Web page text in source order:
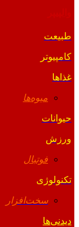
طبیعت
کامپیوتر
غذاها
میوه‌ها
حیوانات
ورزش
فوتبال
تکنولوژی
سخت‌افزار
دیدنی‌ها